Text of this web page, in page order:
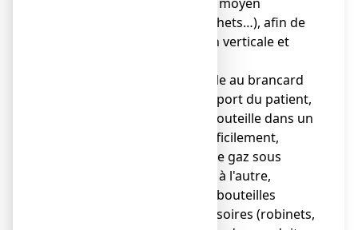
approprié (chaînes, crochets…), afin de
les maintenir en position verticale et
● bien arrimer la bouteille au brancard
ou au lit, en cas de transport du patient,
● ne jamais forcer une bouteille dans un
support où elle entre difficilement,
● ne jamais transvaser de gaz sous
pression d'une bouteille à l'autre,
● ne jamais nettoyer les bouteilles
d'oxygène et leurs accessoires (robinets,